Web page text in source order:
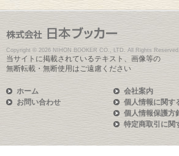
Copyright © 2026 NIHON BOOKER CO., LTD. All Rights Reserved.
当サイトに掲載されているテキスト、画像等の
無断転載・無断使用はご遠慮ください
ホーム
お問い合わせ
会社案内
個人情報に関す
個人情報保護方
特定商取引に関